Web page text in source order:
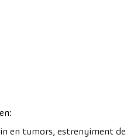
en tumors, estrenyiment de